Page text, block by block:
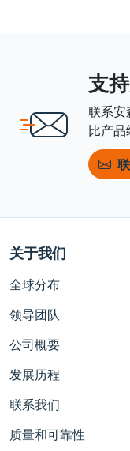
支
联系安
比产品
关于我们
全球分布
领导团队
公司概要
发展历程
联系我们
质量和可靠性